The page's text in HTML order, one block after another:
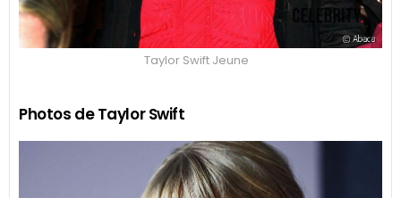
Taylor Swift Jeune
Photos de Taylor Swift